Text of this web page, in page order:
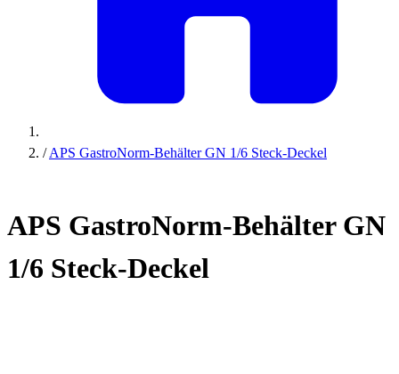
/ APS GastroNorm-Behälter GN 1/6 Steck-Deckel
APS GastroNorm-Behälter GN
1/6 Steck-Deckel